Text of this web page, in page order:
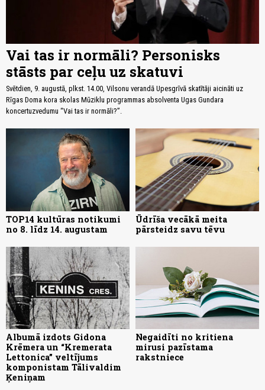
Vai tas ir normāli? Personisks
stāsts par ceļu uz skatuvi
Svētdien, 9. augustā, plkst. 14.00, Vilsonu verandā Upesgrīvā skatītāji aicināti uz
Rīgas Doma kora skolas Mūziklu programmas absolventa Ugas Gundara
koncertuzvedumu “Vai tas ir normāli?”.
TOP14 kultūras notikumi
no 8. līdz 14. augustam
Ūdrīša vecākā meita
pārsteidz savu tēvu
Albumā izdots Gidona
Krēmera un “Kremerata
Lettonica” veltījums
komponistam Tālivaldim
Ķeniņam
Negaidīti no kritiena
mirusi pazīstama
rakstniece